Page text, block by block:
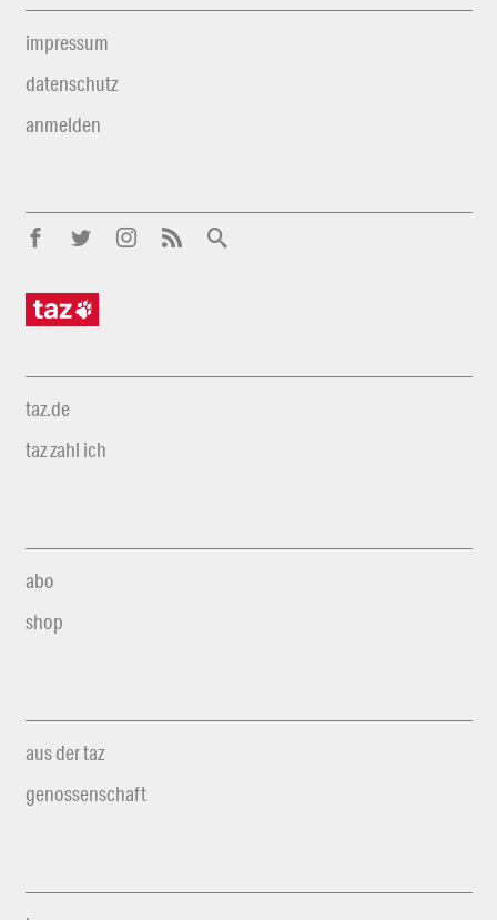
impressum
datenschutz
anmelden
taz.de
taz zahl ich
abo
shop
aus der taz
genossenschaft